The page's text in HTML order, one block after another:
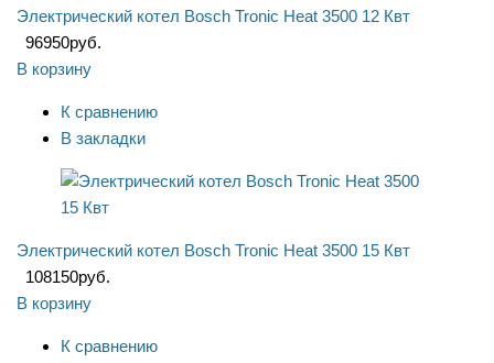
Электрический котел Bosch Tronic Heat 3500 12 Квт
96950руб.
В корзину
К сравнению
В закладки
Электрический котел Bosch Tronic Heat 3500 15 Квт
108150руб.
В корзину
К сравнению